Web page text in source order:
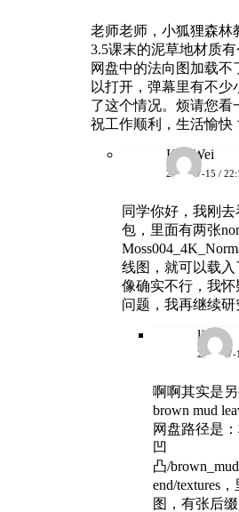
老师老师，小狐狸森林
3.5课末的泥草地材质
网盘中的法向图加载不
以打开，弹幕里有不少
了这个情况。烦请您
祝工作顺利，生活愉快
KurtWei
2025-07-15 /
同学你好，我刚
包，里面有两张
线图，就可以载
像确实不行，我
问题，我再继续研
lj
2025-07-
啊啊其实是
brown mud
网盘路径是
凹
凸/
end/textures
图，有张后